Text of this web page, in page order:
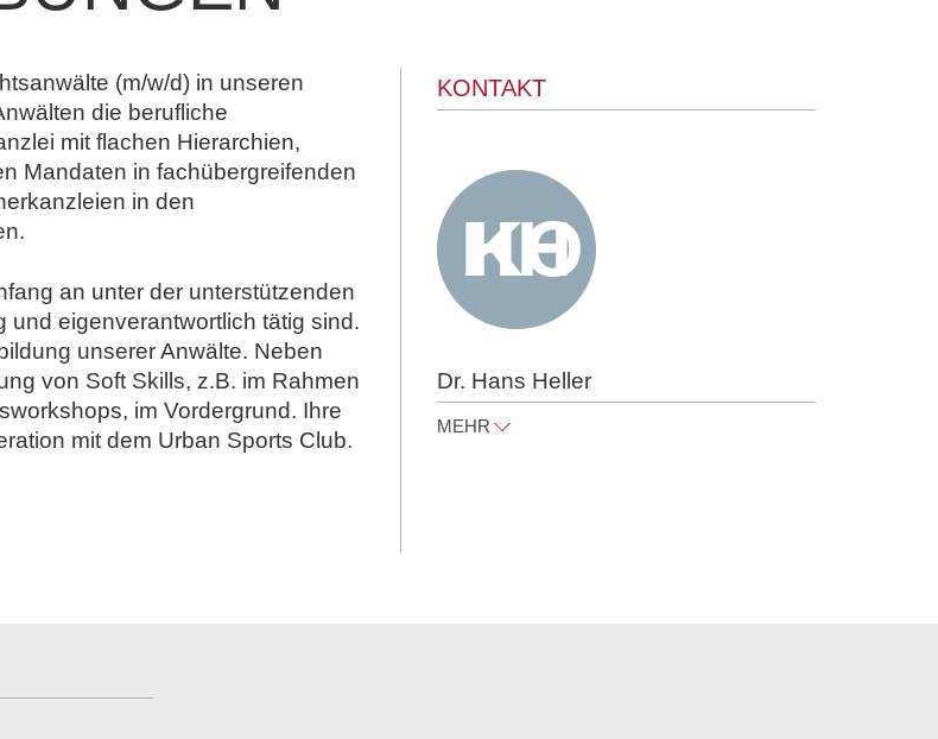
(m/w/d) in unseren
die berufliche
mit flachen Hierarchien,
Mandaten in fachübergreifenden
in den
an unter der unterstützenden
eigenverantwortlich tätig sind.
unserer Anwälte. Neben
von Soft Skills, z.B. im Rahmen
im Vordergrund. Ihre
mit dem Urban Sports Club.
KONTAKT
Dr. Hans Heller
MEHR